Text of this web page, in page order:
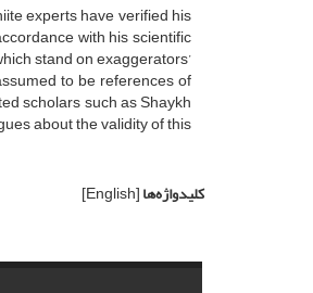
experts have verified his
with his scientific
stand on exaggerators’
to be references of
scholars such as Shaykh
about the validity of this
کلیدواژه‌ها[English]